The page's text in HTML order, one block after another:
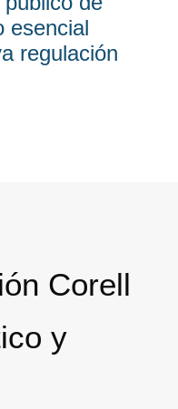
esencial
regulación
Corell
y